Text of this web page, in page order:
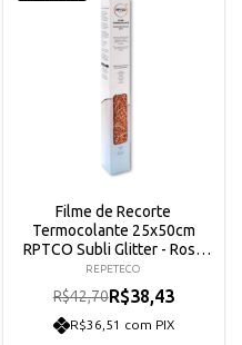
Filme de Recorte
Termocolante 25x50cm
RPTCO Subli Glitter - Rosa
Claro
REPETECO
R$42,70R$38,43
R$36,51 com PIX